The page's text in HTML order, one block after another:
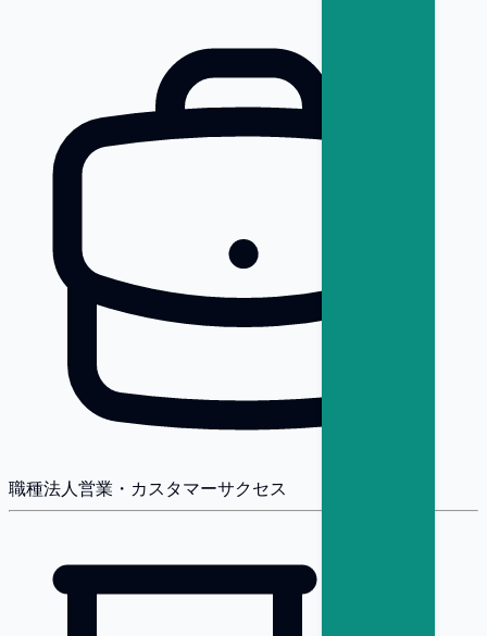
職種法人営業・カスタマーサクセス